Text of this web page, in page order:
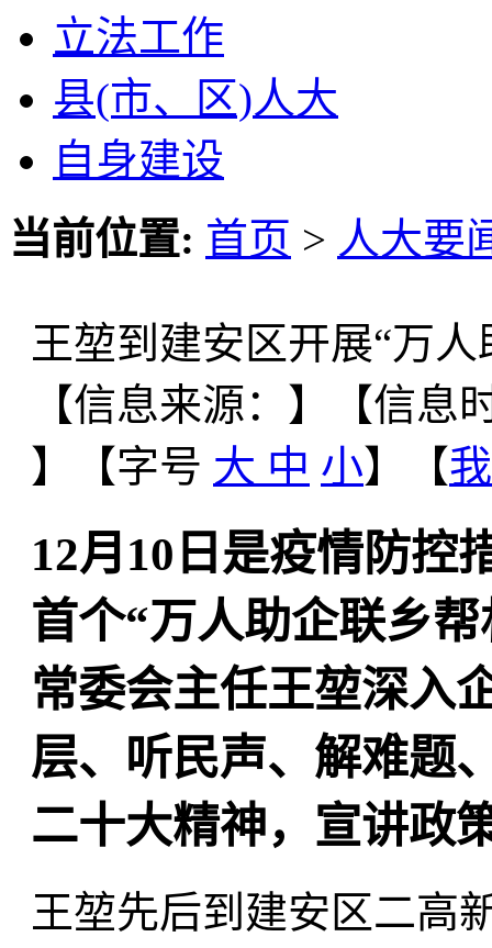
立法工作
县(市、区)人大
自身建设
当前位置: 首页 > 人大要
王堃到建安区开展“万
【信息来源： 】
【信息
】【字号 大 中 小】【
12月10日是疫情防控
首个“万人助企联乡
常委会主任王堃深入
层、听民声、解难题
二十大精神，宣讲政
王堃先后到建安区二高